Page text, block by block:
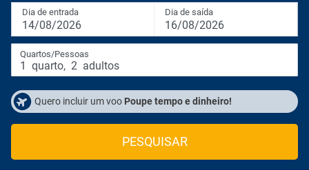
Dia de entrada
14/08/2026
Dia de saída
16/08/2026
Quartos/Pessoas
1 quarto, 2 adultos
Quero incluir um voo Poupe tempo e dinheiro!
PESQUISAR